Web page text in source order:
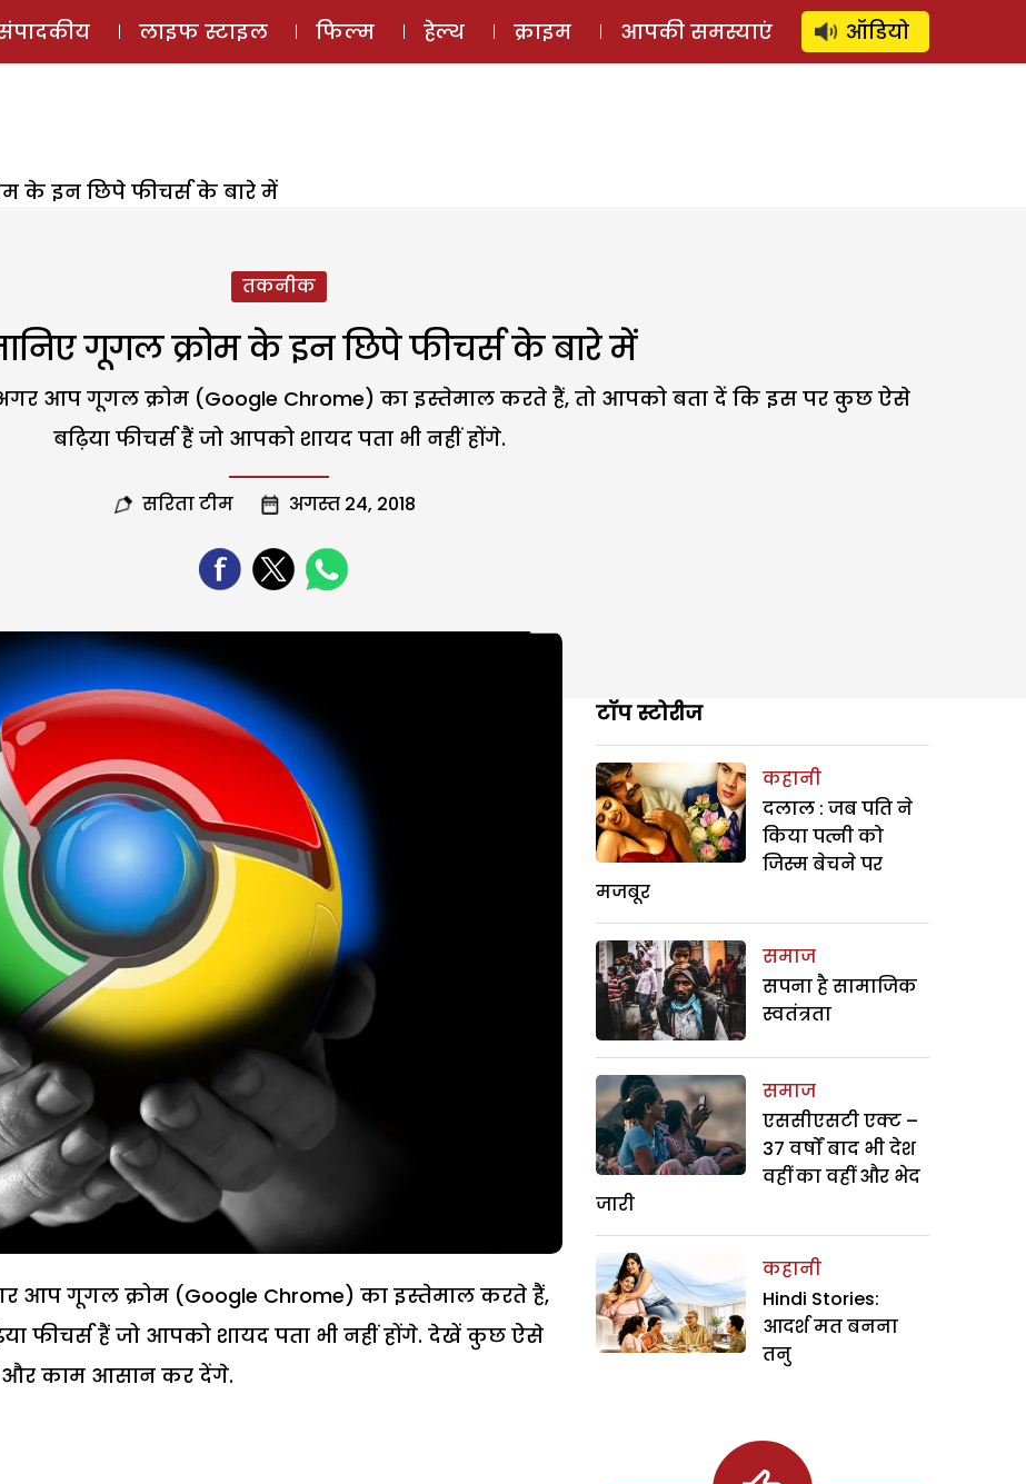
ई-मैगज़ीन ऑडियो स्टोरी लॉग इन ⚲ SUBSCRIBE
लाइफ स्टाइल फिल्म हेल्थ क्राइम आपकी समस्याएं ऑडियो
के इन छिपे फीचर्स के बारे में
तकनीक
गूगल क्रोम के इन छिपे फीचर्स के बारे में
आप गूगल क्रोम (Google Chrome) का इस्तेमाल करते हैं, तो आपको बता दें कि इस पर कुछ ऐसे
बढ़िया फीचर्स हैं जो आपको शायद पता भी नहीं होंगे.
सरिता टीम अगस्त 24, 2018
आप गूगल क्रोम (Google Chrome) का इस्तेमाल करते हैं,
फीचर्स हैं जो आपको शायद पता भी नहीं होंगे. देखें कुछ ऐसे
और काम आसान कर देंगे.
टॉप स्टोरीज
कहानी
दलाल : जब पति ने
किया पत्नी को
जिस्म बेचने पर
मजबूर
समाज
सपना है सामाजिक
स्वतंत्रता
समाज
एससीएसटी एक्ट –
37 वर्षों बाद भी देश
वहीं का वहीं और भेद
जारी
कहानी
Hindi Stories:
आदर्श मत बनना
तनु